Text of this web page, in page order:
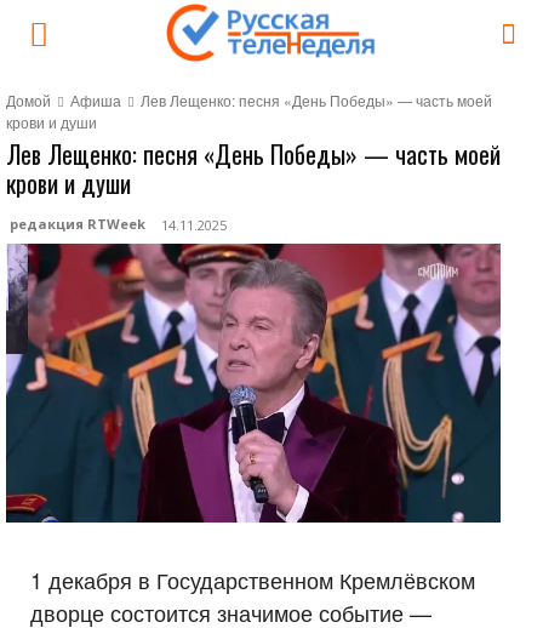
Домой Афиша
Лев Лещенко: песня «День Победы» — часть моей
крови и души
Лев Лещенко: песня «День Победы» — часть моей
крови и души
редакция RTWeek 14.11.2025
1 декабря в Государственном Кремлёвском
дворце состоится значимое событие —